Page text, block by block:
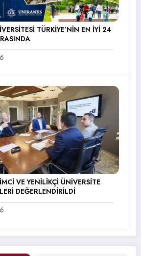
TÜRKİYE’NİN EN İYİ 24
VE YENİLİKÇİ ÜNİVERSİTE
DEĞERLENDİRİLDİ